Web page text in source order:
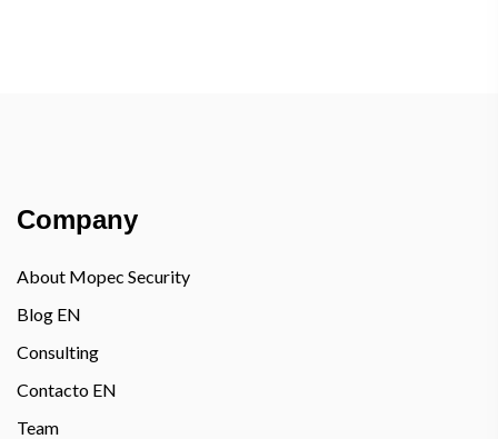
Company
About Mopec Security
Blog EN
Consulting
Contacto EN
Team